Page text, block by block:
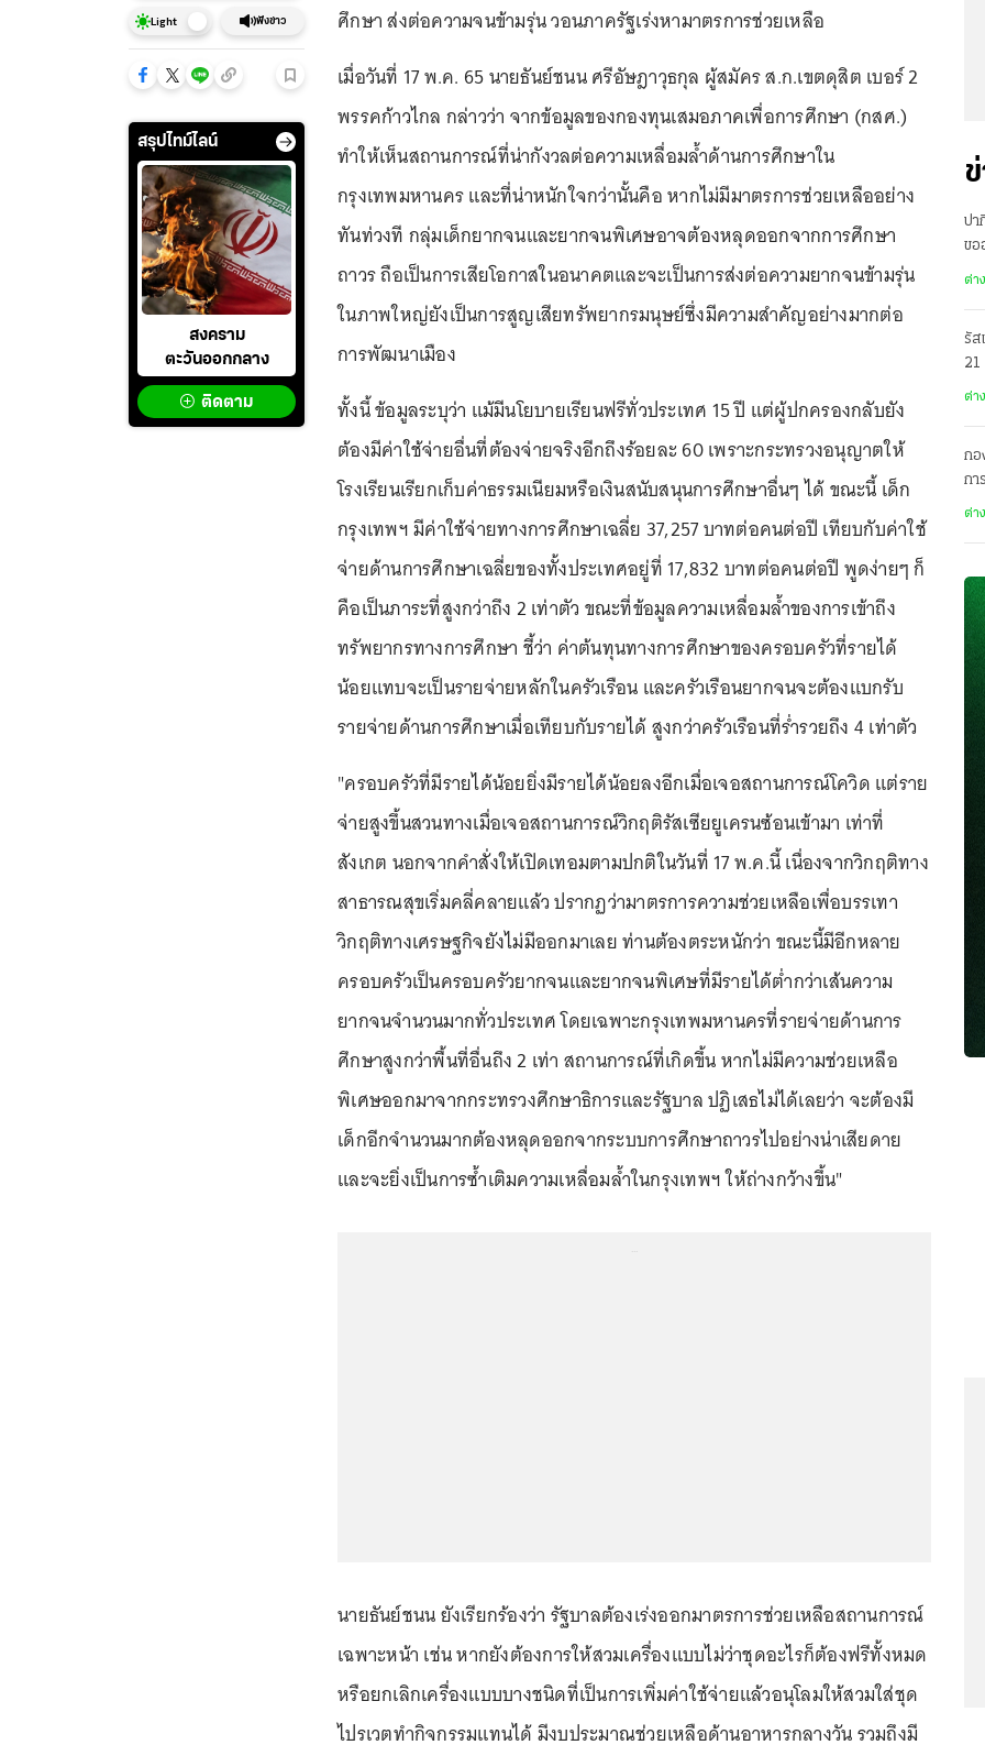
Light ฟังข่าว
สรุปไทม์ไลน์
สงคราม
ตะวันออกกลาง
ติดตาม
ศึกษา ส่งต่อความจนข้ามรุ่น วอนภาครัฐเร่งหามาตรการช่วยเหลือ
เมื่อวันที่ 17 พ.ค. 65 นายธันย์ชนน ศรีอัษฎาวุธกุล ผู้สมัคร ส.ก.เขตดุสิต เบอร์ 2
พรรคก้าวไกล กล่าวว่า จากข้อมูลของกองทุนเสมอภาคเพื่อการศึกษา (กสศ.)
ทำให้เห็นสถานการณ์ที่น่ากังวลต่อความเหลื่อมล้ำด้านการศึกษาใน
กรุงเทพมหานคร และที่น่าหนักใจกว่านั้นคือ หากไม่มีมาตรการช่วยเหลืออย่าง
ทันท่วงที กลุ่มเด็กยากจนและยากจนพิเศษอาจต้องหลุดออกจากการศึกษา
ถาวร ถือเป็นการเสียโอกาสในอนาคตและจะเป็นการส่งต่อความยากจนข้ามรุ่น
ในภาพใหญ่ยังเป็นการสูญเสียทรัพยากรมนุษย์ซึ่งมีความสำคัญอย่างมากต่อ
การพัฒนาเมือง
ทั้งนี้ ข้อมูลระบุว่า แม้มีนโยบายเรียนฟรีทั่วประเทศ 15 ปี แต่ผู้ปกครองกลับยัง
ต้องมีค่าใช้จ่ายอื่นที่ต้องจ่ายจริงอีกถึงร้อยละ 60 เพราะกระทรวงอนุญาตให้
โรงเรียนเรียกเก็บค่าธรรมเนียมหรือเงินสนับสนุนการศึกษาอื่นๆ ได้ ขณะนี้ เด็ก
กรุงเทพฯ มีค่าใช้จ่ายทางการศึกษาเฉลี่ย 37,257 บาทต่อคนต่อปี เทียบกับค่าใช้
จ่ายด้านการศึกษาเฉลี่ยของทั้งประเทศอยู่ที่ 17,832 บาทต่อคนต่อปี พูดง่ายๆ ก็
คือเป็นภาระที่สูงกว่าถึง 2 เท่าตัว ขณะที่ข้อมูลความเหลื่อมล้ำของการเข้าถึง
ทรัพยากรทางการศึกษา ชี้ว่า ค่าต้นทุนทางการศึกษาของครอบครัวที่รายได้
น้อยแทบจะเป็นรายจ่ายหลักในครัวเรือน และครัวเรือนยากจนจะต้องแบกรับ
รายจ่ายด้านการศึกษาเมื่อเทียบกับรายได้ สูงกว่าครัวเรือนที่ร่ำรวยถึง 4 เท่าตัว
"ครอบครัวที่มีรายได้น้อยยิ่งมีรายได้น้อยลงอีกเมื่อเจอสถานการณ์โควิด แต่ราย
จ่ายสูงขึ้นสวนทางเมื่อเจอสถานการณ์วิกฤติรัสเซียยูเครนซ้อนเข้ามา เท่าที่
สังเกต นอกจากคำสั่งให้เปิดเทอมตามปกติในวันที่ 17 พ.ค.นี้ เนื่องจากวิกฤติทาง
สาธารณสุขเริ่มคลี่คลายแล้ว ปรากฏว่ามาตรการความช่วยเหลือเพื่อบรรเทา
วิกฤติทางเศรษฐกิจยังไม่มีออกมาเลย ท่านต้องตระหนักว่า ขณะนี้มีอีกหลาย
ครอบครัวเป็นครอบครัวยากจนและยากจนพิเศษที่มีรายได้ต่ำกว่าเส้นความ
ยากจนจำนวนมากทั่วประเทศ โดยเฉพาะกรุงเทพมหานครที่รายจ่ายด้านการ
ศึกษาสูงกว่าพื้นที่อื่นถึง 2 เท่า สถานการณ์ที่เกิดขึ้น หากไม่มีความช่วยเหลือ
พิเศษออกมาจากกระทรวงศึกษาธิการและรัฐบาล ปฏิเสธไม่ได้เลยว่า จะต้องมี
เด็กอีกจำนวนมากต้องหลุดออกจากระบบการศึกษาถาวรไปอย่างน่าเสียดาย
และจะยิ่งเป็นการซ้ำเติมความเหลื่อมล้ำในกรุงเทพฯ ให้ถ่างกว้างขึ้น"
นายธันย์ชนน ยังเรียกร้องว่า รัฐบาลต้องเร่งออกมาตรการช่วยเหลือสถานการณ์
เฉพาะหน้า เช่น หากยังต้องการให้สวมเครื่องแบบไม่ว่าชุดอะไรก็ต้องฟรีทั้งหมด
หรือยกเลิกเครื่องแบบบางชนิดที่เป็นการเพิ่มค่าใช้จ่ายแล้วอนุโลมให้สวมใส่ชุด
ไปรเวตทำกิจกรรมแทนได้ มีงบประมาณช่วยเหลือด้านอาหารกลางวัน รวมถึงมี
ปา
ขอ
เ
ต่า
รัส
ต่า
กอ
กา
ต่า